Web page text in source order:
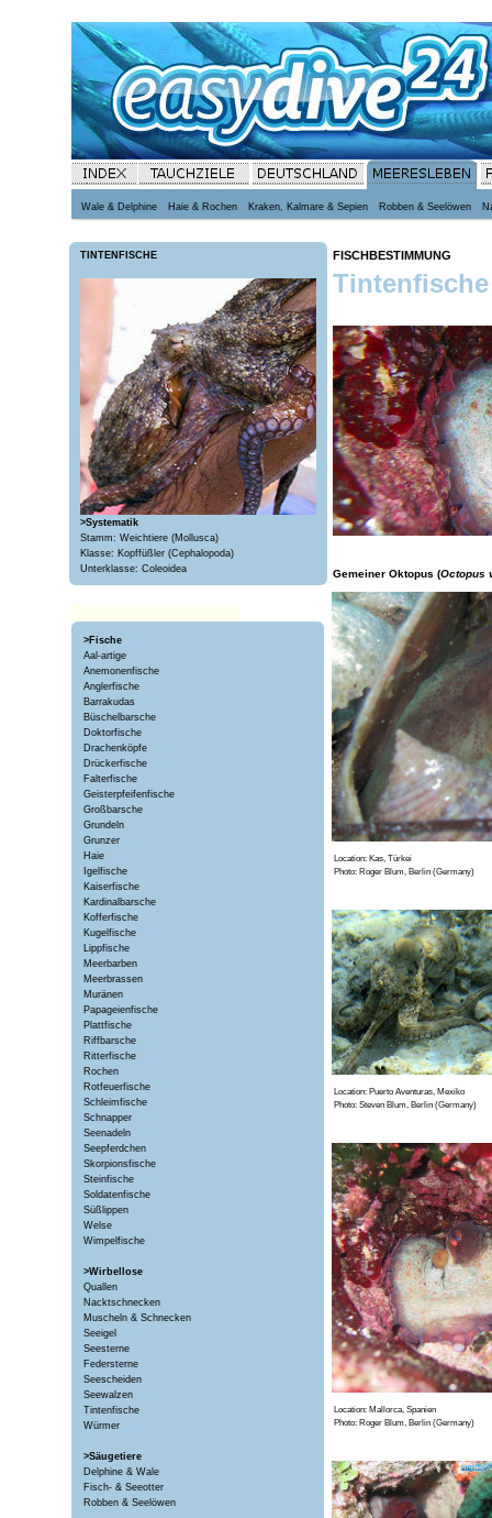
Wale & Delphine Haie & Rochen Kraken, Kalmare & Sepien Robben & Seelöwen
TINTENFISCHE
>Systematik
Stamm: Weichtiere (Mollusca)
Klasse: Kopffüßler (Cephalopoda)
Unterklasse: Coleoidea
>Fische
Aal-artige
Anemonenfische
Anglerfische
Barrakudas
Büschelbarsche
Doktorfische
Drachenköpfe
Drückerfische
Falterfische
Geisterpfeifenfische
Großbarsche
Grundeln
Grunzer
Haie
Igelfische
Kaiserfische
Kardinalbarsche
Kofferfische
Kugelfische
Lippfische
Meerbarben
Meerbrassen
Muränen
Papageienfische
Plattfische
Riffbarsche
Ritterfische
Rochen
Rotfeuerfische
Schleimfische
Schnapper
Seenadeln
Seepferdchen
Skorpionsfische
Steinfische
Soldatenfische
Süßlippen
Welse
Wimpelfische
>Wirbellose
Quallen
Nacktschnecken
Muscheln & Schnecken
Seeigel
Seesterne
Federsterne
Seescheiden
Seewalzen
Tintenfische
Würmer
>Säugetiere
Delphine & Wale
Fisch- & Seeotter
Robben & Seelöwen
FISCHBESTIMMUNG
Tintenfische
Gemeiner Oktopus (Octopus
Location: Kas, Türkei
Photo: Roger Blum, Berlin (Germany)
Location: Puerto Aventuras, Mexiko
Photo: Steven Blum, Berlin (Germany)
Location: Mallorca, Spanien
Photo: Roger Blum, Berlin (Germany)